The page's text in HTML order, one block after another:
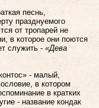
песнь,
празднуемого
от тропарей не
в которое они поются
служить - «Дева
- малый,
в котором
в кратких
- название кондак